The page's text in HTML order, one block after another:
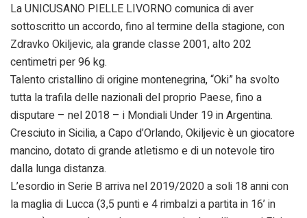
La UNICUSANO PIELLE LIVORNO comunica di aver
sottoscritto un accordo, fino al termine della stagione, con
Zdravko Okiljevic, ala grande classe 2001, alto 202
centimetri per 96 kg.
Talento cristallino di origine montenegrina, “Oki” ha svolto
tutta la trafila delle nazionali del proprio Paese, fino a
disputare – nel 2018 – i Mondiali Under 19 in Argentina.
Cresciuto in Sicilia, a Capo d’Orlando, Okiljevic è un giocatore
mancino, dotato di grande atletismo e di un notevole tiro
dalla lunga distanza.
L’esordio in Serie B arriva nel 2019/2020 a soli 18 anni con
la maglia di Lucca (3,5 punti e 4 rimbalzi a partita in 16’ in